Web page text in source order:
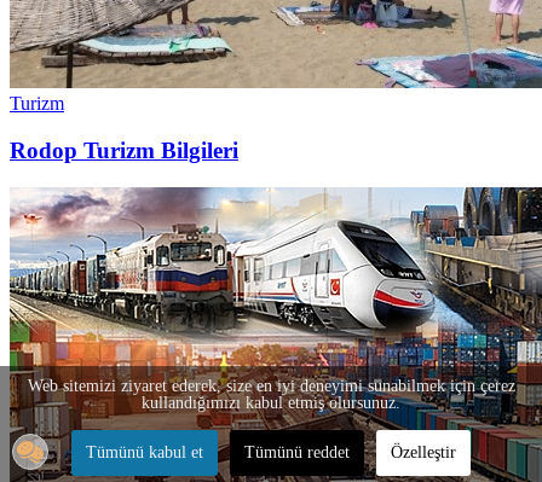
Turizm
Rodop Turizm Bilgileri
Web sitemizi ziyaret ederek, size en iyi deneyimi sunabilmek için çerez
kullandığımızı kabul etmiş olursunuz.
Tümünü kabul et Tümünü reddet Özelleştir